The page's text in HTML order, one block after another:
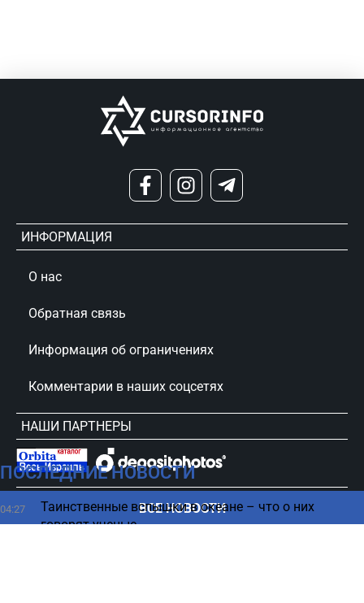
ПОСЛЕДНИЕ НОВОСТИ
04:27
Таинственные вспышки в океане – что о них
говорят ученые
ВСЕ НОВОСТИ
ИНФОРМАЦИЯ
О нас
Обратная связь
Информация об ограничениях
Комментарии в наших соцсетях
НАШИ ПАРТНЕРЫ
сursorinfo.co.il © Все права защищены